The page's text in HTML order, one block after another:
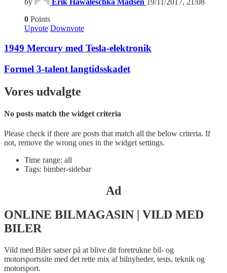
by Erik Hawaleschka Madsen 19/11/2017, 21:08
0 Points
Upvote Downvote
1949 Mercury med Tesla-elektronik
Formel 3-talent langtidsskadet
Vores udvalgte
No posts match the widget criteria
Please check if there are posts that match all the below criteria. If
not, remove the wrong ones in the widget settings.
Time range: all
Tags: bimber-sidebar
Ad
ONLINE BILMAGASIN | VILD MED
BILER
Vild med Biler satser på at blive dit foretrukne bil- og
motorsportssite med det rette mix af bilnyheder, tests, teknik og
motorsport.